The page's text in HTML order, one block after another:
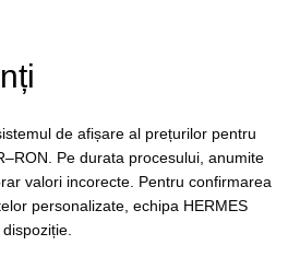
de afișare al prețurilor pentru
Pe durata procesului, anumite
valori incorecte. Pentru confirmarea
personalizate, echipa HERMES